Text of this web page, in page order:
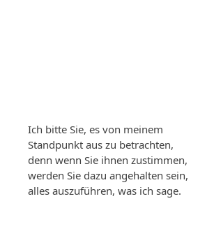
Ich bitte Sie, es von meinem
Standpunkt aus zu betrachten,
denn wenn Sie ihnen zustimmen,
werden Sie dazu angehalten sein,
alles auszuführen, was ich sage.